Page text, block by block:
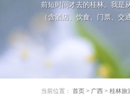
省钱攻略
前短时间才去的桂林。我是
（含酒店、饮食、门票、交
当前位置： 首页 > 广西 > 桂林旅